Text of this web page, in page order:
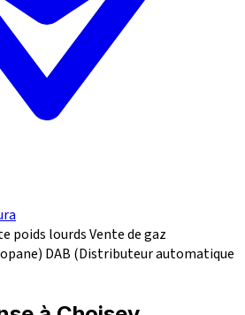
poids lourdsVente de gaz
DAB (Distributeur automatique